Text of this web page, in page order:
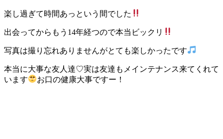
楽し過ぎて時間あっという間でした
出会ってからもう14年経つので本当ビックリ
写真は撮り忘れありませんがとても楽しかったです
本当に大事な友人達♡実は友達もメインテナンス来てくれて
います
お口の健康大事ですー！